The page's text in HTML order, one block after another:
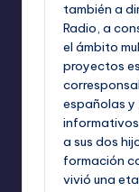
también a
Radio, a
el ámbito
proyectos
españolas y
a sus dos
formación
vivió una